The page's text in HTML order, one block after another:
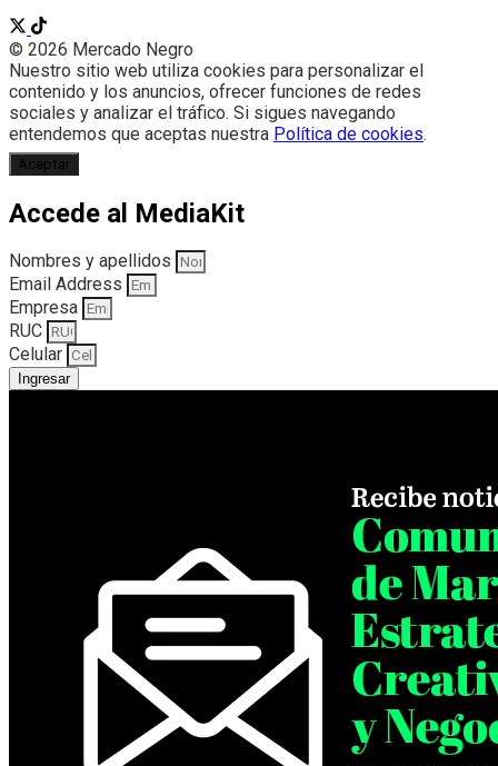
© 2026 Mercado Negro
Nuestro sitio web utiliza cookies para personalizar el
contenido y los anuncios, ofrecer funciones de redes
sociales y analizar el tráfico. Si sigues navegando
entendemos que aceptas nuestra Política de cookies.
Aceptar
Accede al MediaKit
Nombres y apellidos
Email Address
Empresa
RUC
Celular
Ingresar